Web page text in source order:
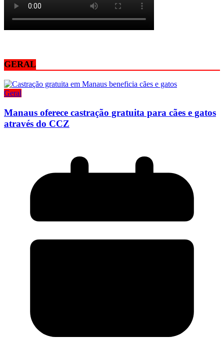
GERAL
Geral
Manaus oferece castração gratuita para cães e gatos
através do CCZ